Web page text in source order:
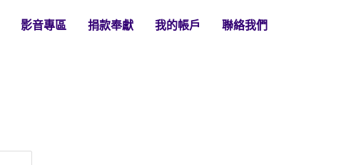
影音專區 捐款奉獻 我的帳戶 聯絡我們